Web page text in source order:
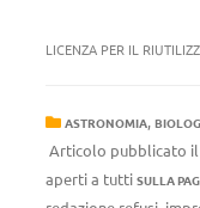
LICENZA PER IL
ASTRONOMIA,
Articolo pubblicato il
aperti a tutti SULLA